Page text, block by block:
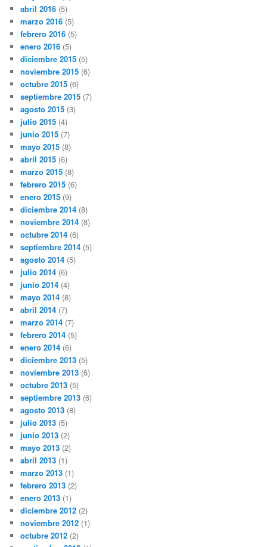
abril 2016 (5)
marzo 2016 (5)
febrero 2016 (5)
enero 2016 (5)
diciembre 2015 (5)
noviembre 2015 (6)
octubre 2015 (6)
septiembre 2015 (7)
agosto 2015 (3)
julio 2015 (4)
junio 2015 (7)
mayo 2015 (8)
abril 2015 (6)
marzo 2015 (8)
febrero 2015 (6)
enero 2015 (9)
diciembre 2014 (8)
noviembre 2014 (8)
octubre 2014 (6)
septiembre 2014 (5)
agosto 2014 (5)
julio 2014 (6)
junio 2014 (4)
mayo 2014 (8)
abril 2014 (7)
marzo 2014 (7)
febrero 2014 (5)
enero 2014 (6)
diciembre 2013 (5)
noviembre 2013 (6)
octubre 2013 (5)
septiembre 2013 (6)
agosto 2013 (8)
julio 2013 (5)
junio 2013 (2)
mayo 2013 (2)
abril 2013 (1)
marzo 2013 (1)
febrero 2013 (2)
enero 2013 (1)
diciembre 2012 (2)
noviembre 2012 (1)
octubre 2012 (2)